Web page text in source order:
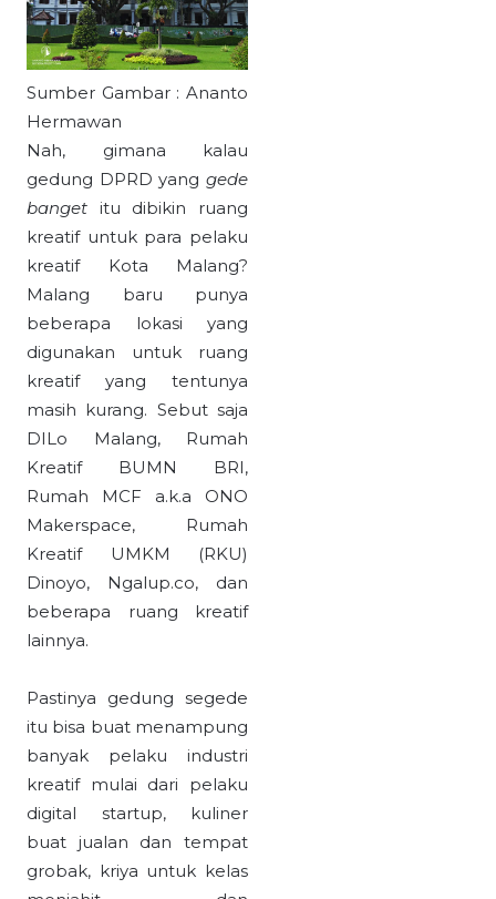
Sumber Gambar : Ananto
Hermawan
Nah, gimana kalau
gedung DPRD yang gede
banget itu dibikin ruang
kreatif untuk para pelaku
kreatif Kota Malang?
Malang baru punya
beberapa lokasi yang
digunakan untuk ruang
kreatif yang tentunya
masih kurang. Sebut saja
DILo Malang, Rumah
Kreatif BUMN BRI,
Rumah MCF a.k.a ONO
Makerspace, Rumah
Kreatif UMKM (RKU)
Dinoyo, Ngalup.co, dan
beberapa ruang kreatif
lainnya.
Pastinya gedung segede
itu bisa buat menampung
banyak pelaku industri
kreatif mulai dari pelaku
digital startup, kuliner
buat jualan dan tempat
grobak, kriya untuk kelas